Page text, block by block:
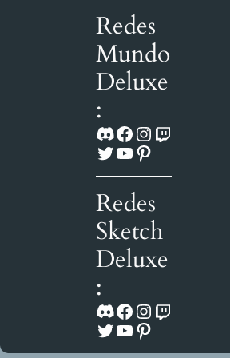
Redes
Mundo
Deluxe
:
Discord Facebook Instagram Twitch
Twitter
YouTube Pinterest
Redes
Sketch
Deluxe
:
Discord Facebook Instagram Twitch
Twitter
YouTube Pinterest